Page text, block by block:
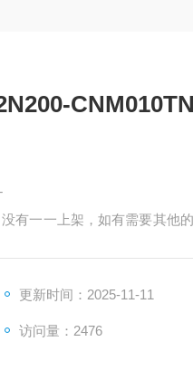
有一一上架，如有需要其他
更新时间：2025-11-11
访问量：2476